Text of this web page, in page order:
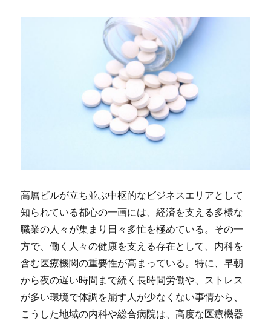
高層ビルが立ち並ぶ中枢的なビジネスエリアとして
知られている都心の一画には、経済を支える多様な
職業の人々が集まり日々多忙を極めている。 その一
方で、働く人々の健康を支える存在として、内科を
含む医療機関の重要性が高まっている。特に、早朝
から夜の遅い時間まで続く長時間労働や、ストレス
が多い環境で体調を崩す人が少なくない事情から、
こうした地域の内科や総合病院は、高度な医療機器